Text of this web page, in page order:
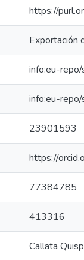
https://
Exportación
info:eu-
info:eu-
23901593
https://
77384785
413316
Callata